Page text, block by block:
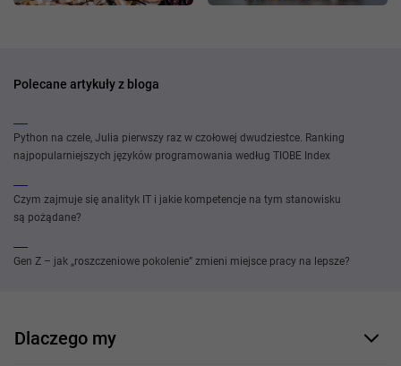
Polecane artykuły z bloga
Python na czele, Julia pierwszy raz w czołowej dwudziestce. Ranking
najpopularniejszych języków programowania według TIOBE Index
Czym zajmuje się analityk IT i jakie kompetencje na tym stanowisku
są pożądane?
Gen Z – jak „roszczeniowe pokolenie” zmieni miejsce pracy na lepsze?
Dlaczego my